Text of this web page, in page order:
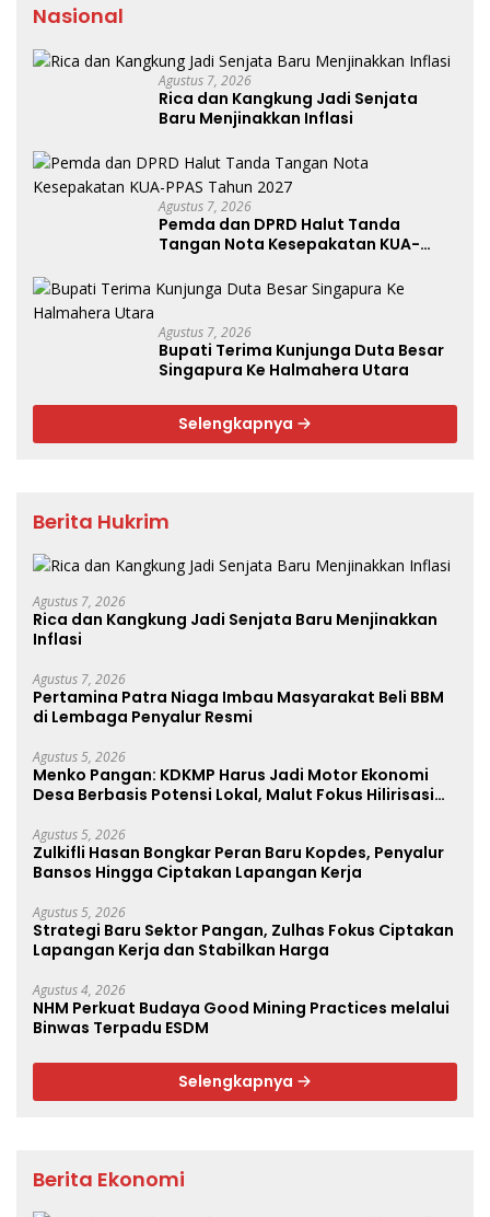
Nasional
Agustus 7, 2026
Rica dan Kangkung Jadi Senjata
Baru Menjinakkan Inflasi
Agustus 7, 2026
Pemda dan DPRD Halut Tanda
Tangan Nota Kesepakatan KUA-
Agustus 7, 2026
Bupati Terima Kunjunga Duta Besar
Singapura Ke Halmahera Utara
Selengkapnya
Berita Hukrim
Agustus 7, 2026
Rica dan Kangkung Jadi Senjata Baru Menjinakkan
Inflasi
Agustus 7, 2026
Pertamina Patra Niaga Imbau Masyarakat Beli BBM
di Lembaga Penyalur Resmi
Agustus 5, 2026
Menko Pangan: KDKMP Harus Jadi Motor Ekonomi
Desa Berbasis Potensi Lokal, Malut Fokus Hilirisasi
Agustus 5, 2026
Zulkifli Hasan Bongkar Peran Baru Kopdes, Penyalur
Bansos Hingga Ciptakan Lapangan Kerja
Agustus 5, 2026
Strategi Baru Sektor Pangan, Zulhas Fokus Ciptakan
Lapangan Kerja dan Stabilkan Harga
Agustus 4, 2026
NHM Perkuat Budaya Good Mining Practices melalui
Binwas Terpadu ESDM
Selengkapnya
Berita Ekonomi